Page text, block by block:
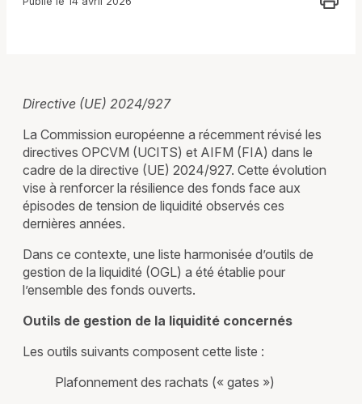
Directive (UE) 2024/927
La Commission européenne a récemment révisé les
directives OPCVM (UCITS) et AIFM (FIA) dans le
cadre de la directive (UE) 2024/927. Cette évolution
vise à renforcer la résilience des fonds face aux
épisodes de tension de liquidité observés ces
dernières années.
Dans ce contexte, une liste harmonisée d’outils de
gestion de la liquidité (OGL) a été établie pour
l’ensemble des fonds ouverts.
Outils de gestion de la liquidité concernés
Les outils suivants composent cette liste :
Plafonnement des rachats (« gates »)